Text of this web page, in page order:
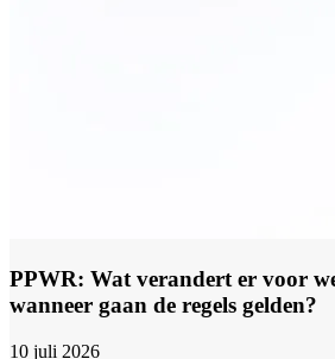
PPWR: Wat verandert er voor
wanneer gaan de regels gelden?
10 juli 2026